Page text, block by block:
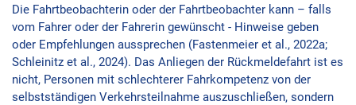
Die Fahrtbeobachterin oder der Fahrtbeobachter kann – falls
vom Fahrer oder der Fahrerin gewünscht - Hinweise geben
oder Empfehlungen aussprechen (Fastenmeier et al., 2022a;
Schleinitz et al., 2024). Das Anliegen der Rückmeldefahrt ist es
nicht, Personen mit schlechterer Fahrkompetenz von der
selbstständigen Verkehrsteilnahme auszuschließen, sondern